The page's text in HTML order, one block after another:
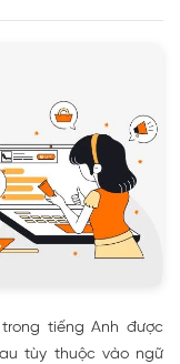
tiếng Anh được
tùy thuộc vào ngữ